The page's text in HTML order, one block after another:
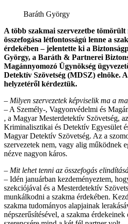
Baráth György
A több szakmai szervezetbe
összefogása létfontosságú lenne a
érdekében – jelentette ki a
György, a Baráth & Partnerei
Magánnyomozó Ügynökség
Detektív Szövetség (MDSZ) elnöke.
helyzetéről kérdeztük.
– Milyen szervezetek képviselik ma a
– A Személy-, Vagyonvédelmi és
, a Magyar Mesterdetektív Szövetség,
Kriminalisztikai és Detektív Egyesület
Magyar Detektív Szövetség. Az a
szervezetek nem, vagy alig működnek
nézve nagyon káros.
– Mit lehet tenni az összefogás
– Idén januárban kezdeményeztem,
szekciójával és a Mesterdetektív
munkálkodni a szakma érdekében.
szakma tudományos alapjainak
népszerűsítésével, a szakma